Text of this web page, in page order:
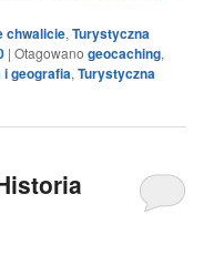
chwalicie,Turystyczna
|Otagowano geocaching,
geografia,Turystyczna